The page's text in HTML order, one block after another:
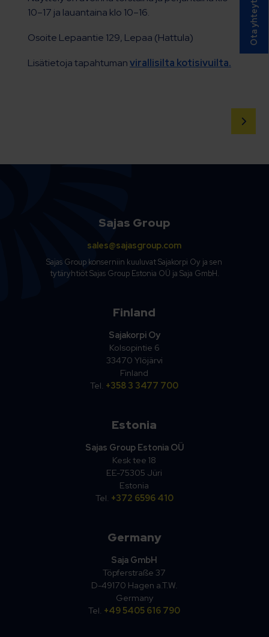
10–17 ja lauantaina klo 10–16.
Osoite Lepaantie 129, Lepaa (Hattula)
Lisätietoja tapahtumanvirallisilta kotisivuilta.
Sajas Group
sales@sajasgroup.com
Sajas Group konserniin kuuluvat Sajakorpi Oy ja sen
tytäryhtiöt Sajas Group Estonia OÜ ja Saja GmbH.
Finland
Sajakorpi Oy
Kolsopintie 6
33470 Ylöjärvi
Finland
Tel. +358 3 3477 700
Estonia
Sajas Group Estonia OÜ
Kesk tee 18
EE-75305 Jüri
Estonia
Tel. +372 6596 410
Germany
Saja GmbH
Töpferstraße 37
D-49170 Hagen a.T.W.
Germany
Tel. +49 5405 616 790
Ota yhteyttä